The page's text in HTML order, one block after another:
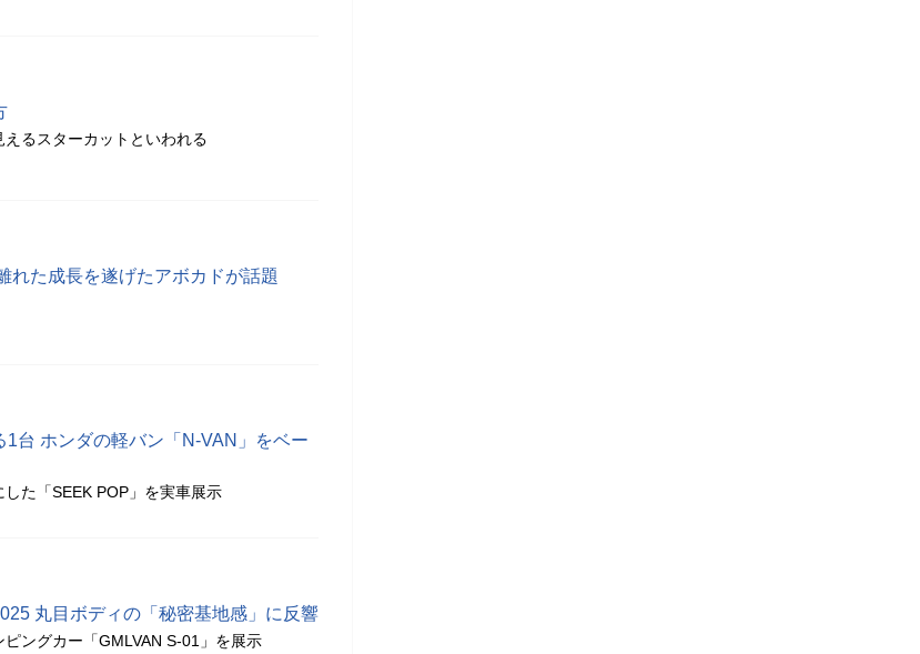
るスターカットといわれる
れた成長を遂げたアボカドが話題
台 ホンダの軽バン「N-VAN」をベー
た「SEEK POP」を実車展示
丸目ボディの「秘密基地感」に反響
ングカー「GMLVAN S-01」を展示